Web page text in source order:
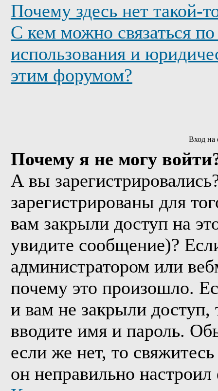
Почему здесь нет такой-
С кем можно связаться
использования и
этим форумом?
Вход на
Почему я не могу
А вы
зарегистрированы для
вам закрыли доступ на
увидите сообщение)?
администратором или
почему это произошло.
и вам не закрыли доступ,
вводите имя и пароль.
если же нет, то
он неправильно